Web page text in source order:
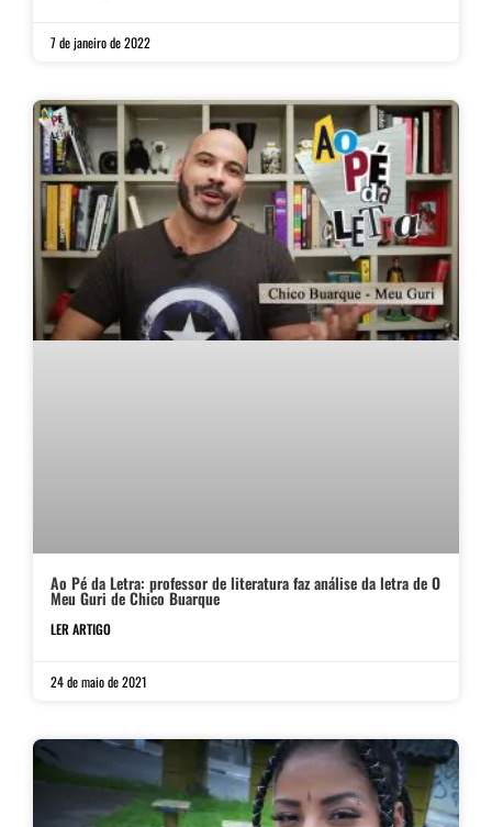
7 de janeiro de 2022
Ao Pé da Letra: professor de literatura faz análise da letra de O
Meu Guri de Chico Buarque
LER ARTIGO
24 de maio de 2021